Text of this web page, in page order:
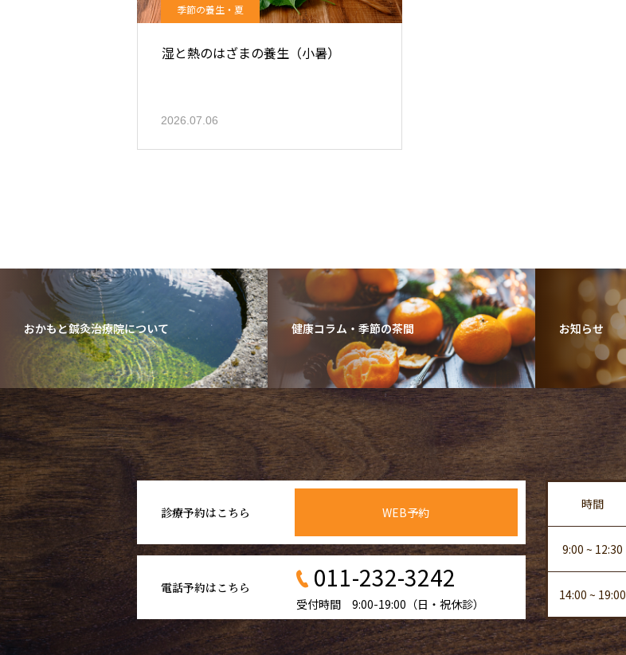
季節の養生・夏
湿と熱のはざまの養生（小暑）
2026.07.06
おかもと鍼灸治療院について 健康コラム・季節の茶間 お知らせ
診療予約はこちら WEB予約
電話予約はこちら 011-232-3242
受付時間 9:00-19:00（日・祝休診）
時間
9:00 ~ 12:30
14:00 ~ 19:00